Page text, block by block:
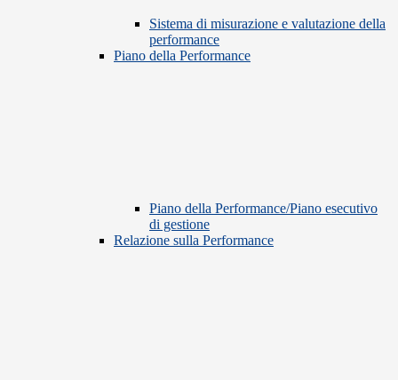
Sistema di misurazione e valutazione della
performance
Piano della Performance
Piano della Performance/Piano esecutivo
di gestione
Relazione sulla Performance